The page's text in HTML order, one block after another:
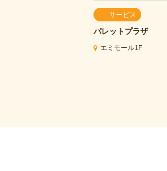
サービス
パレットプラザ
エミモール1F